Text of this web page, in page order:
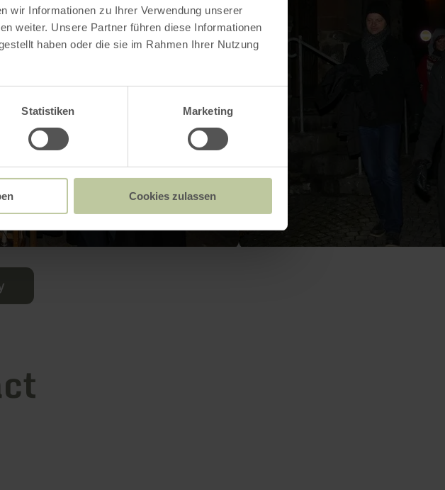
wir Informationen zu Ihrer Verwendung unserer
weiter. Unsere Partner führen diese Informationen
haben oder die sie im Rahmen Ihrer Nutzung
Statistiken Marketing
Cookies zulassen